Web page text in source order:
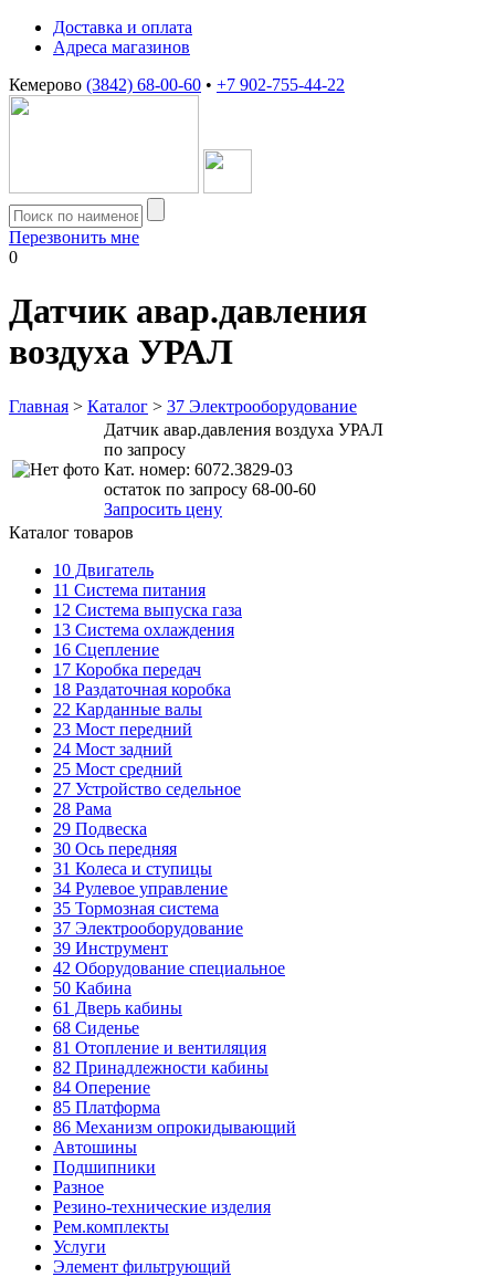
Доставка и оплата
Адреса магазинов
Кемерово (3842) 68-00-60 • +7 902-755-44-22
Перезвонить мне
0
Датчик авар.давления
воздуха УРАЛ
Главная > Каталог > 37 Электрооборудование
Датчик авар.давления воздуха УРАЛ
по запросу
Кат. номер: 6072.3829-03
остаток по запросу 68-00-60
Запросить цену
Каталог товаров
10 Двигатель
11 Система питания
12 Система выпуска газа
13 Система охлаждения
16 Сцепление
17 Коробка передач
18 Раздаточная коробка
22 Карданные валы
23 Мост передний
24 Мост задний
25 Мост средний
27 Устройство седельное
28 Рама
29 Подвеска
30 Ось передняя
31 Колеса и ступицы
34 Рулевое управление
35 Тормозная система
37 Электрооборудование
39 Инструмент
42 Оборудование специальное
50 Кабина
61 Дверь кабины
68 Сиденье
81 Отопление и вентиляция
82 Принадлежности кабины
84 Оперение
85 Платформа
86 Механизм опрокидывающий
Автошины
Подшипники
Разное
Резино-технические изделия
Рем.комплекты
Услуги
Элемент фильтрующий